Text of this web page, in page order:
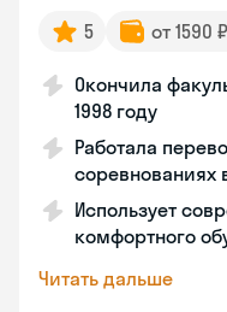
5 от 1590
Окончила
1998 году
Работала
соревнованиях
Использует
комфортного
Читать дальше